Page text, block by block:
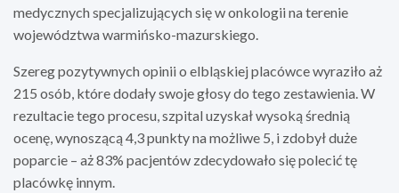
medycznych specjalizujących się w onkologii na terenie
województwa warmińsko-mazurskiego.
Szereg pozytywnych opinii o elbląskiej placówce wyraziło aż
215 osób, które dodały swoje głosy do tego zestawienia. W
rezultacie tego procesu, szpital uzyskał wysoką średnią
ocenę, wynoszącą 4,3 punkty na możliwe 5, i zdobył duże
poparcie – aż 83% pacjentów zdecydowało się polecić tę
placówkę innym.